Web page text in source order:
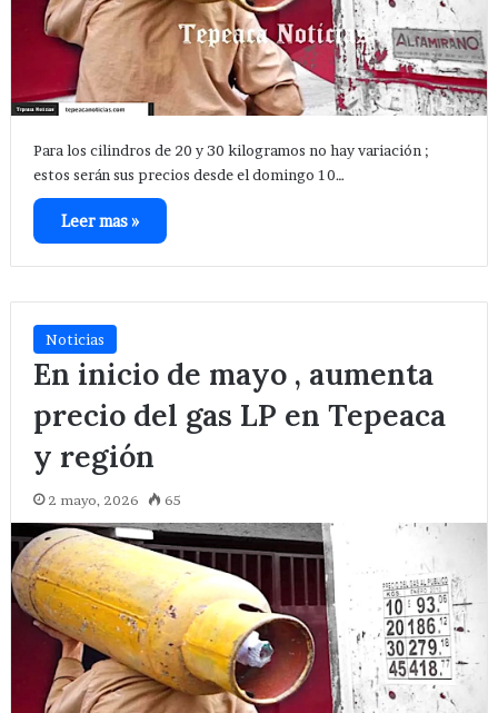
Para los cilindros de 20 y 30 kilogramos no hay variación ;
estos serán sus precios desde el domingo 10…
Leer mas »
Noticias
En inicio de mayo , aumenta
precio del gas LP en Tepeaca
y región
2 mayo, 2026 65